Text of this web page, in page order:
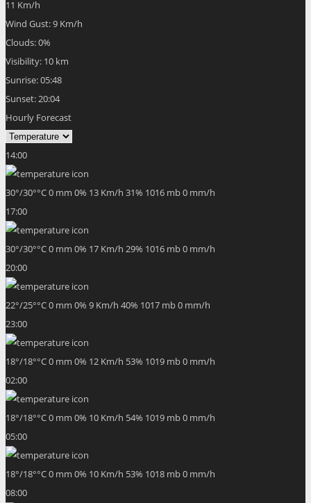
11 Km/h
Wind Gust:9 Km/h
Clouds:0%
Visibility: 10 km
Sunrise:05:48
Sunset:20:04
Hourly Forecast
14:00
30°/30°°C0 mm 0% 13 Km/h 31% 1016 mb0 mm/h
17:00
30°/30°°C0 mm 0% 17 Km/h 29% 1016 mb0 mm/h
20:00
22°/25°°C0 mm 0% 9 Km/h 40% 1017 mb0 mm/h
23:00
18°/18°°C0 mm 0% 12 Km/h 53% 1019 mb0 mm/h
02:00
18°/18°°C0 mm 0% 10 Km/h 54% 1019 mb0 mm/h
05:00
18°/18°°C0 mm 0% 10 Km/h 53% 1018 mb0 mm/h
08:00